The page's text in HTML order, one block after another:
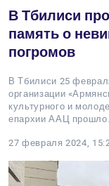
В Тбилиси
память о
погромов
В Тбилиси 25
организации
культурного и
епархии ААЦ
27 февраля 2024,